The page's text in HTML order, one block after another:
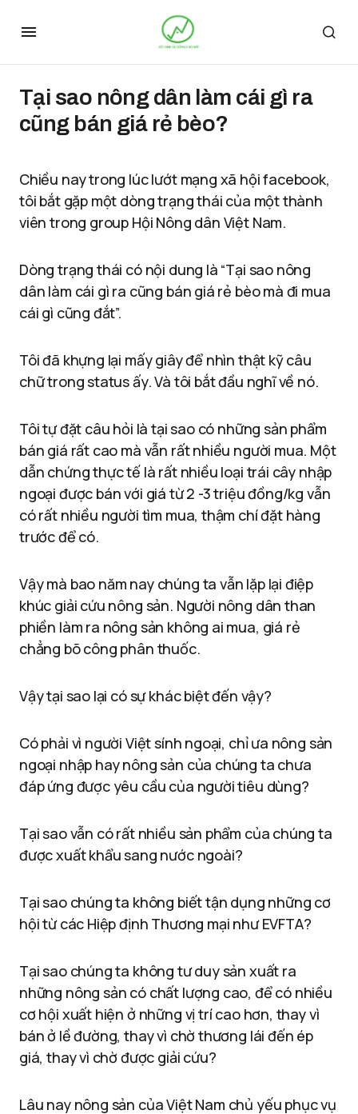
Tại sao nông dân làm cái gì ra
cũng bán giá rẻ bèo?
Chiều nay trong lúc lướt mạng xã hội facebook,
tôi bắt gặp một dòng trạng thái của một thành
viên trong group Hội Nông dân Việt Nam.
Dòng trạng thái có nội dung là “Tại sao nông
dân làm cái gì ra cũng bán giá rẻ bèo mà đi mua
cái gì cũng đắt”.
Tôi đã khựng lại mấy giây để nhìn thật kỹ câu
chữ trong status ấy. Và tôi bắt đầu nghĩ về nó.
Tôi tự đặt câu hỏi là tại sao có những sản phẩm
bán giá rất cao mà vẫn rất nhiều người mua. Một
dẫn chứng thực tế là rất nhiều loại trái cây nhập
ngoại được bán với giá từ 2 -3 triệu đồng/kg vẫn
có rất nhiều người tìm mua, thậm chí đặt hàng
trước để có.
Vậy mà bao năm nay chúng ta vẫn lặp lại điệp
khúc giải cứu nông sản. Người nông dân than
phiền làm ra nông sản không ai mua, giá rẻ
chẳng bõ công phân thuốc.
Vậy tại sao lại có sự khác biệt đến vậy?
Có phải vì người Việt sính ngoại, chỉ ưa nông sản
ngoại nhập hay nông sản của chúng ta chưa
đáp ứng được yêu cầu của người tiêu dùng?
Tại sao vẫn có rất nhiều sản phẩm của chúng ta
được xuất khẩu sang nước ngoài?
Tại sao chúng ta không biết tận dụng những cơ
hội từ các Hiệp định Thương mại như EVFTA?
Tại sao chúng ta không tư duy sản xuất ra
những nông sản có chất lượng cao, để có nhiều
cơ hội xuất hiện ở những vị trí cao hơn, thay vì
bán ở lề đường, thay vì chờ thương lái đến ép
giá, thay vì chờ được giải cứu?
Lâu nay nông sản của Việt Nam chủ yếu phục vụ